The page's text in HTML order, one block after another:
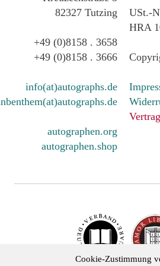
Cookie-Zustimmung
82327 Tutzing
+49 (0)8158 . 3658
+49 (0)8158 . 3666
info(at)autographs.de
autographen.org
autographen.shop
USt.-
HRA